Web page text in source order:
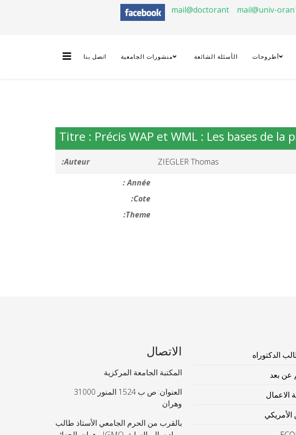
mail@doctorant mail@univ-
أطروحات الأسئلة الشائعة منشورات الجامعية اتصل بنا
Titre : Précis WAP et WML : Les bases de la
Auteur:
ZIEGLER Thomas
Année :
Cote:
Theme:
الدكتوراه
عن بعد
الاعمال
الأمريكي
الاتصال
المكتبة الجامعة المركزية
العنوان: ص ب 1524 المنور 31000
وهران
بالقرب من الحرم الجامعي الأستاذ طالب